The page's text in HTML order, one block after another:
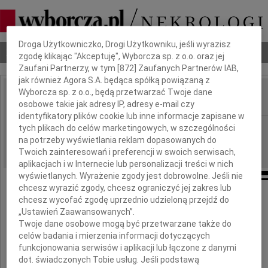
Nekrologi Odeszli Poradnik pogrzebowy
IMIĘ I NAZWISKO:
REGION: Łódź
DATA EMISJI: 29.08.2022
Pani
Bożenie Piechockiej
wyrazy głębokiego współczucia
z powodu śmierci
Dbamy o Twoją prywatność
Droga Użytkowniczko, Drogi Użytkowniku, jeśli wyrazisz
zgodę klikając "Akceptuję", Wyborcza sp. z o.o. oraz jej
Zaufani Partnerzy, w tym [872 ] Zaufanych Partnerów IAB,
jak również Agora S.A. będąca spółką powiązaną z
Wyborcza sp. z o.o., będą przetwarzać Twoje dane
osobowe takie jak adresy IP, adresy e-mail czy
identyfikatory plików cookie lub inne informacje zapisane w
tych plikach do celów marketingowych, w szczególności
na potrzeby wyświetlania reklam dopasowanych do
Twoich zainteresowań i preferencji w swoich serwisach,
aplikacjach i w Internecie lub personalizacji treści w nich
wyświetlanych. Wyrażenie zgody jest dobrowolne. Jeśli nie
chcesz wyrazić zgody, chcesz ograniczyć jej zakres lub
chcesz wycofać zgodę uprzednio udzieloną przejdź do
„Ustawień Zaawansowanych”.
Twoje dane osobowe mogą być przetwarzane także do
celów badania i mierzenia informacji dotyczących
funkcjonowania serwisów i aplikacji lub łączone z danymi
dot. świadczonych Tobie usług. Jeśli podstawą